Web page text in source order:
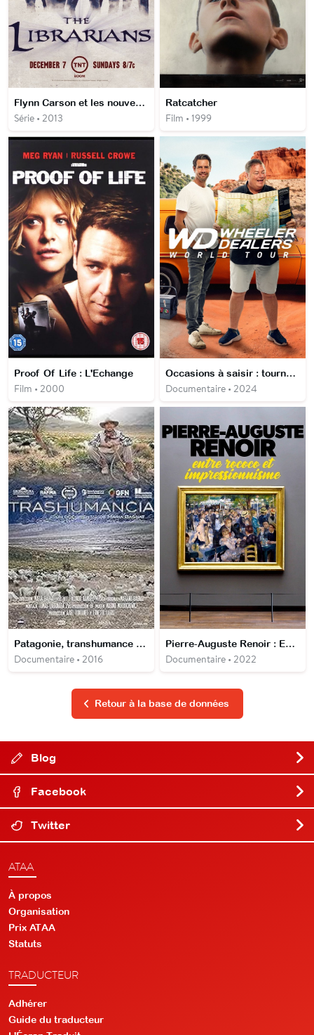
Flynn Carson et les nouveaux aventuriers
Série • 2013
Ratcatcher
Film • 1999
Proof Of Life : L'Echange
Film • 2000
Occasions à saisir : tournée mondiale
Documentaire • 2024
Patagonie, transhumance andine
Documentaire • 2016
Pierre-Auguste Renoir : Entre rococo et impressionnisme
Documentaire • 2022
Retour à la base de données
Blog
Facebook
Twitter
ATAA
À propos
Organisation
Prix ATAA
Statuts
TRADUCTEUR
Adhérer
Guide du traducteur